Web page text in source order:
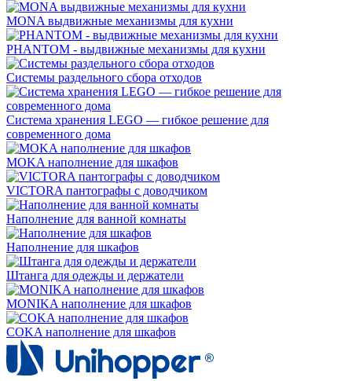
MONA выдвижные механизмы для кухни
PHANTOM - выдвижные механизмы для кухни
Системы раздельного сбора отходов
Система хранения LEGO — гибкое решение для
современного дома
MOKA наполнение для шкафов
VICTORA пантографы с доводчиком
Наполнение для ванной комнаты
Наполнение для шкафов
Штанга для одежды и держатели
MONIKA наполнение для шкафов
COKA наполнение для шкафов